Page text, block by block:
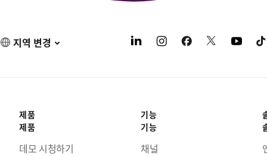
지역 변경
제품
제품
데모 시청하기
기능
기능
채널